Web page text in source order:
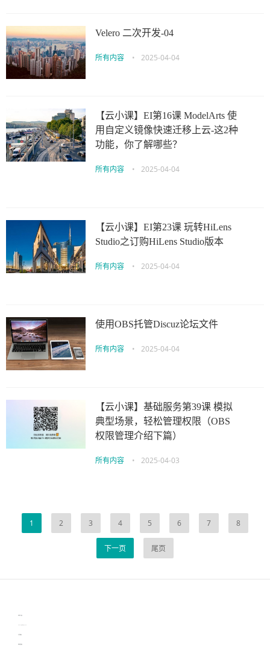
Velero 二次开发-04
所有内容 • 2025-04-04
【云小课】EI第16课 ModelArts 使
用自定义镜像快速迁移上云-这2种
功能，你了解哪些？
所有内容 • 2025-04-04
【云小课】EI第23课 玩转HiLens
Studio之订购HiLens Studio版本
所有内容 • 2025-04-04
使用OBS托管Discuz论坛文件
所有内容 • 2025-04-04
【云小课】基础服务第39课 模拟
典型场景，轻松管理权限（OBS
权限管理介绍下篇）
所有内容 • 2025-04-03
1 2 3 4 5 6 7 8
下一页 尾页